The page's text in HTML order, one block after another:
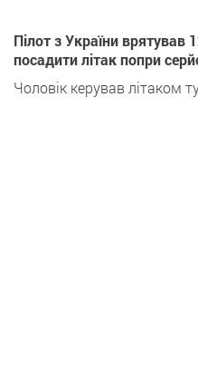
Пілот з України врятував
посадити літак попри
Чоловік керував літаком